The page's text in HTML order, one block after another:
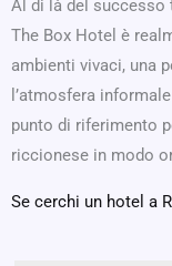
Al di là del successo
The Box Hotel è
ambienti vivaci, una
l’atmosfera
punto di riferimento
riccionese in modo
Se cerchi un hotel a